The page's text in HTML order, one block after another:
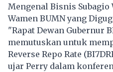
Mengenal Bisnis
Wamen BUMN yang
"Rapat Dewan Gubernur
memutuskan untuk
Reverse Repo Rate
ujar Perry dalam